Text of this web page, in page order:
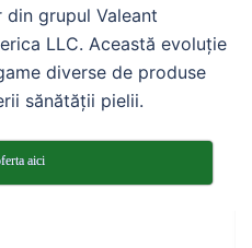
grupul Valeant
LLC. Această evoluție
diverse de produse
sănătății pielii.
aici